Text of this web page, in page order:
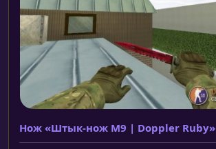
Нож «Штык-нож M9 | Doppler Ruby»